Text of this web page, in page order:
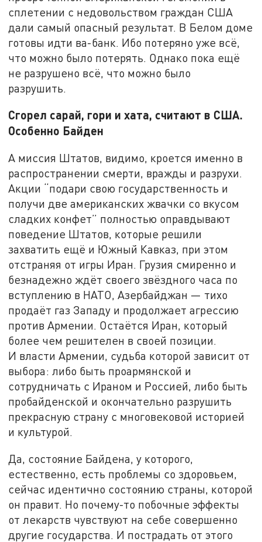
сплетении с недовольством граждан США
дали самый опасный результат. В Белом доме
готовы идти ва-банк. Ибо потеряно уже всё,
что можно было потерять. Однако пока ещё
не разрушено всё, что можно было
разрушить.
Сгорел сарай, гори и хата, считают в США.
Особенно Байден
А миссия Штатов, видимо, кроется именно в
распространении смерти, вражды и разрухи.
Акции “подари свою государственность и
получи две американских жвачки со вкусом
сладких конфет” полностью оправдывают
поведение Штатов, которые решили
захватить ещё и Южный Кавказ, при этом
отстраняя от игры Иран. Грузия смиренно и
безнадежно ждёт своего звёздного часа по
вступлению в НАТО, Азербайджан — тихо
продаёт газ Западу и продолжает агрессию
против Армении. Остаётся Иран, который
более чем решителен в своей позиции.
И власти Армении, судьба которой зависит от
выбора: либо быть проармянской и
сотрудничать с Ираном и Россией, либо быть
пробайденской и окончательно разрушить
прекрасную страну с многовековой историей
и культурой.
Да, состояние Байдена, у которого,
естественно, есть проблемы со здоровьем,
сейчас идентично состоянию страны, которой
он правит. Но почему-то побочные эффекты
от лекарств чувствуют на себе совершенно
другие государства. И пострадать от этого